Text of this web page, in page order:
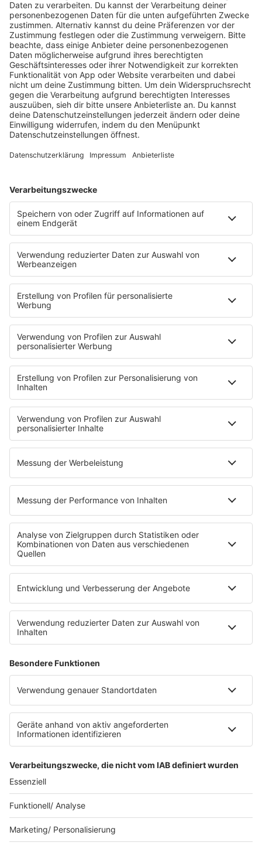
HOME
RADIOS
barba radio
Lagerfeuer
Füße hoch
Schmusekatze
Song Contest
Mädelsabend
Ich hasse Sport
Sonntag Morgen
Strandbar
Putzfimmel
Deutschpop
Deutsche Liebeslieder
PODCASTS
Mit den Waffeln einer Frau
Frühstück bei Barbara
Brave & One
NotAufnahme
"Bewerbung und Karriere"
Aber bitte mit Schlager
Erdbeerkäse
Fitness mit M.A.R.K
Glück in Worten
Todesursache
Niemand muss ein Promi sein
PROGRAMM
Mit den Waffeln einer Frau
SERVICE
Empfang
barba radio App
Impressum
Datenschutz Facebook & Instagram
Datenschutzeinstellungen
Clubbedingungen
Werbung schalten
Waffel-Werbepartner
80s80s.de
90s90s.de
Schlagerplanetradio.com
1deutsch.de
WEIHNACHTSMUSIK.FM
© barba radio. Ein Baby von Barbara Schöneberger und
REGIOCAST.